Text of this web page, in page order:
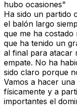
hubo ocasiones"
Ha sido un partido
el balón largo
que me ha
que ha tenido un
al final para atacar
empate. No ha
sido claro porque
Vamos a hacer
físicamente y a
importantes el